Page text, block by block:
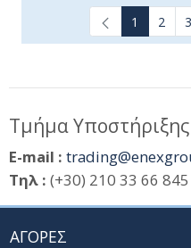
1 2 3
Τμήμα
E-mail :
Τηλ : (+30) 210 33 66 845
ΑΓΟΡΕΣ